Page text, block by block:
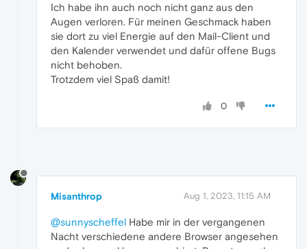
Ich habe ihn auch noch nicht ganz aus den
Augen verloren. Für meinen Geschmack haben
sie dort zu viel Energie auf den Mail-Client und
den Kalender verwendet und dafür offene Bugs
nicht behoben.
Trotzdem viel Spaß damit!
0
Misanthrop Aug 1, 2023, 11:15 AM
@sunnyscheffel Habe mir in der vergangenen
Nacht verschiedene andere Browser angesehen